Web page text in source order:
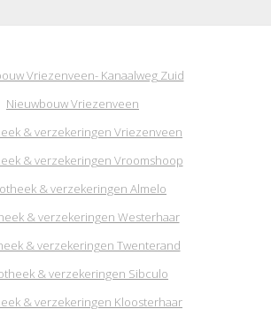
Vriezenveen- Kanaalweg Zuid
Nieuwbouw Vriezenveen
& verzekeringen Vriezenveen
& verzekeringen Vroomshoop
& verzekeringen Almelo
& verzekeringen Westerhaar
& verzekeringen Twenterand
& verzekeringen Sibculo
& verzekeringen Kloosterhaar